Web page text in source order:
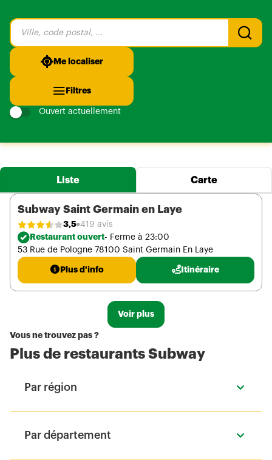
Veuillez
renseigner
une
adresse
Me localiser
Filtres
Ouvert actuellement
Liste Carte
Subway Saint Germain en Laye
3,5 419 avis
Restaurant ouvert- Ferme à 23:00
53 Rue de Pologne 78100 Saint Germain En Laye
Plus d'info Itinéraire
Voir plus
Vous ne trouvez pas ?
Plus de restaurants Subway
Par région
Par département